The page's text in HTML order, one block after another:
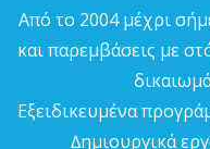
Από το 2004 µέχρι
και παρεµβάσεις µε
Εξειδικευµένα
∆ηµιουργικά